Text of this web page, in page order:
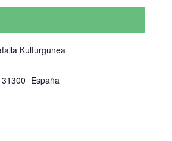
Kulturgunea
31300 España